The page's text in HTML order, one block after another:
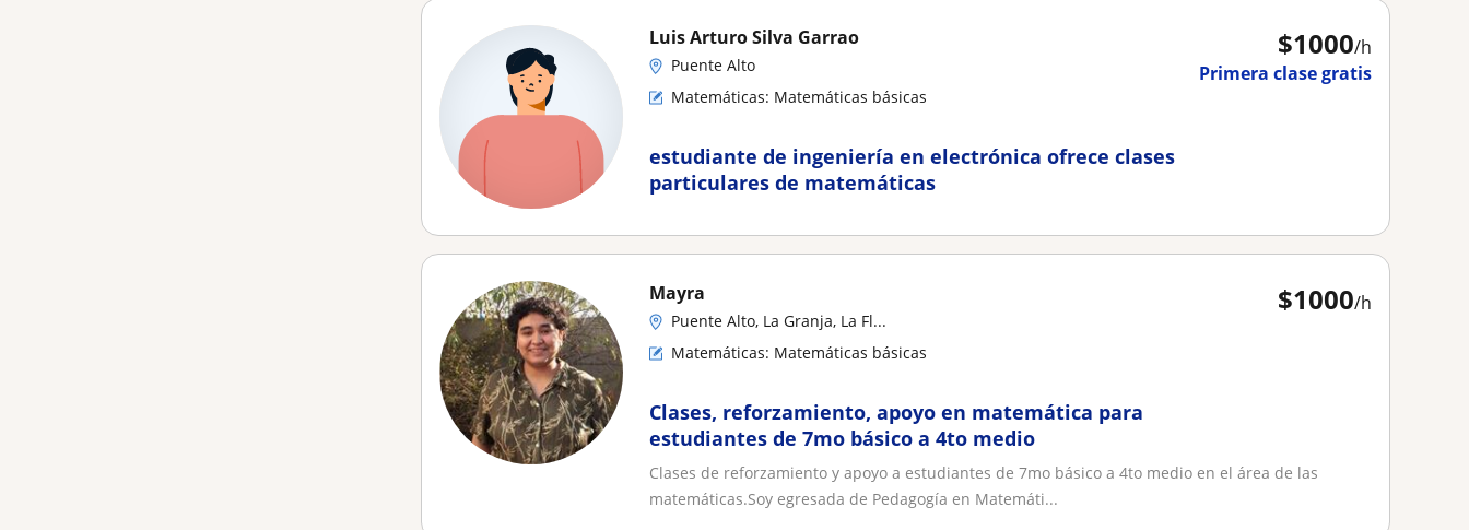
$1000/h
Primera clase gratis
Luis Arturo Silva Garrao
Puente Alto
Matemáticas: Matemáticas básicas
estudiante de ingeniería en electrónica ofrece clases
particulares de matemáticas
$1000/h
Mayra
Puente Alto, La Granja, La Fl...
Matemáticas: Matemáticas básicas
Clases, reforzamiento, apoyo en matemática para
estudiantes de 7mo básico a 4to medio
Clases de reforzamiento y apoyo a estudiantes de 7mo básico a 4to medio en el área de las
matemáticas.Soy egresada de Pedagogía en Matemáti...